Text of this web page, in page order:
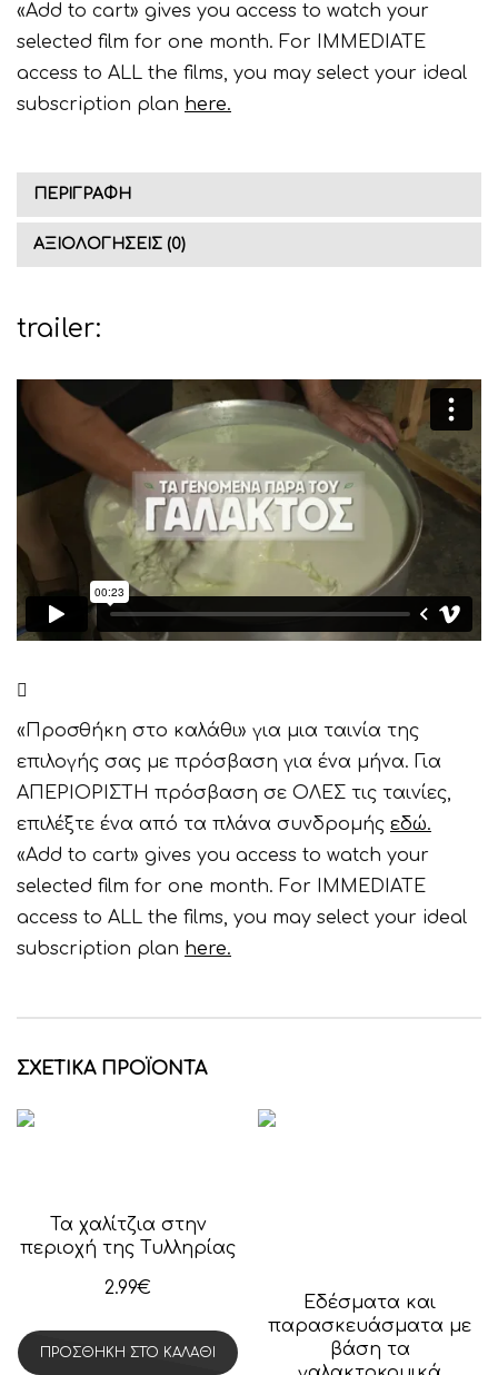
«Add to cart» gives you access to watch your
selected film for one month. For IMMEDIATE
access to ALL the films, you may select your ideal
subscription plan here.
ΠΕΡΙΓΡΑΦΉ
ΑΞΙΟΛΟΓΉΣΕΙΣ (0)
trailer:
«Προσθήκη στο καλάθι» για μια ταινία της
επιλογής σας με πρόσβαση για ένα μήνα. Για
ΑΠΕΡΙΟΡΙΣΤΗ πρόσβαση σε ΟΛΕΣ τις ταινίες,
επιλέξτε ένα από τα πλάνα συνδρομής εδώ.
«Add to cart» gives you access to watch your
selected film for one month. For IMMEDIATE
access to ALL the films, you may select your ideal
subscription plan here.
ΣΧΕΤΙΚΆ ΠΡΟΪΌΝΤΑ
Τα χαλίτζια στην
περιοχή της Τυλληρίας
2.99€
ΠΡΟΣΘΉΚΗ ΣΤΟ ΚΑΛΆΘΙ
Εδέσματα και
παρασκευάσματα με
βάση τα